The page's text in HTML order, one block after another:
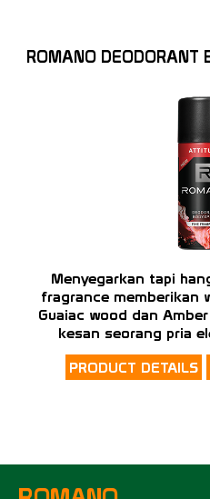
ROMANO DEODORANT
Menyegarkan tapi
fragrance memberikan
Guaiac wood dan
kesan seorang pria
PRODUCT DETAILS